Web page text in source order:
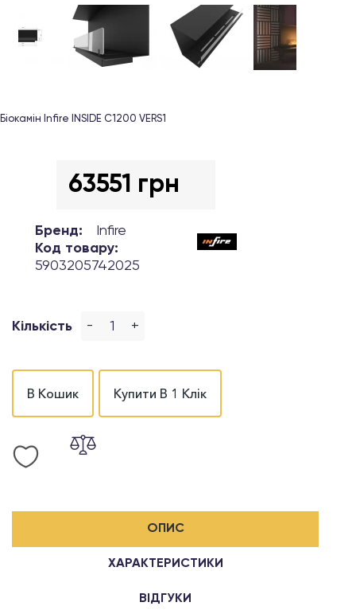
Біокамін Infire INSIDE C1200 VERS1
63551 грн
Бренд:
Infire
Код товару:
5903205742025
Кількість - +
В Кошик Купити В 1 Клік
ОПИС
ХАРАКТЕРИСТИКИ
ВІДГУКИ